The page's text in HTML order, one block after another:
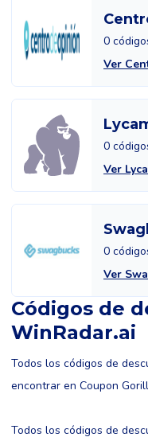
0
Ver
0
Ver
0
Ver
Códigos de
WinRadar.ai
Todos los códigos de
encontrar en Coupon
Todos los códigos de